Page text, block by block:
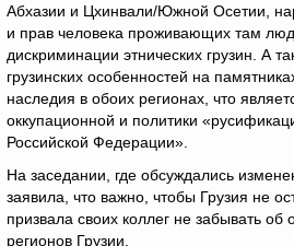
Абхазии и Цхинвали/Южной Осетии,
и прав человека проживающих там
дискриминации этнических грузин. А
грузинских особенностей на
наследия в обоих регионах, что
оккупационной и политики
Российской Федерации».
На заседании, где обсуждались
заявила, что важно, чтобы Грузия не
призвала своих коллег не забывать об
регионов Грузии.